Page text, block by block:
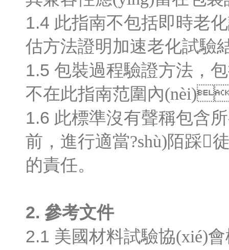
1.4 此指南不包括即時老化
估方法證明加速老化試驗結
1.5 包裝過程驗證方法，包
不在此指南范圍內
1.6 此標準沒有聲稱包含所
前，進行適當?shù)陌踩
的責任。
2. 參考文件
2.1 美國材料試驗協(xié)